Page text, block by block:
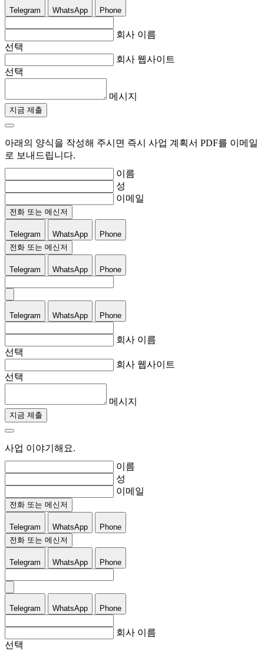
Telegram WhatsApp Phone
회사 이름
선택
회사 웹사이트
선택
메시지
지금 제출
아래의 양식을 작성해 주시면 즉시 사업 계획서 PDF를 이메일
로 보내드립니다.
이름
성
이메일
전화 또는 메신저
Telegram WhatsApp
Phone
전화 또는 메신저
Telegram WhatsApp Phone
Telegram WhatsApp Phone
회사 이름
선택
회사 웹사이트
선택
메시지
지금 제출
사업 이야기해요.
이름
성
이메일
전화 또는 메신저
Telegram WhatsApp
Phone
전화 또는 메신저
Telegram WhatsApp Phone
Telegram WhatsApp Phone
회사 이름
선택